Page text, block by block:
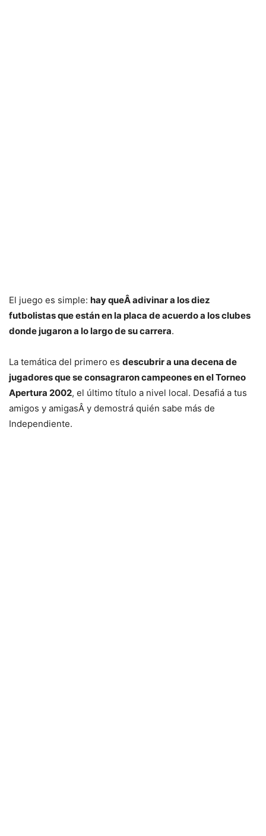
El juego es simple: hay queÂ adivinar a los diez
futbolistas que están en la placa de acuerdo a los clubes
donde jugaron a lo largo de su carrera.
La temática del primero es descubrir a una decena de
jugadores que se consagraron campeones en el Torneo
Apertura 2002, el último título a nivel local. Desafiá a tus
amigos y amigasÂ y demostrá quién sabe más de
Independiente.